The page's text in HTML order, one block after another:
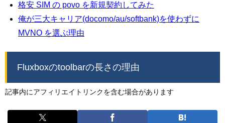
格安 SIM の povo を新規契約してみた
俺が三大キャリア(docomo/au/softbank)を使わずに
MVNO を選ぶ理由
Fluxboxのtoolbarの長さの理由
記事内にアフィリエイトリンクを含む場合があります